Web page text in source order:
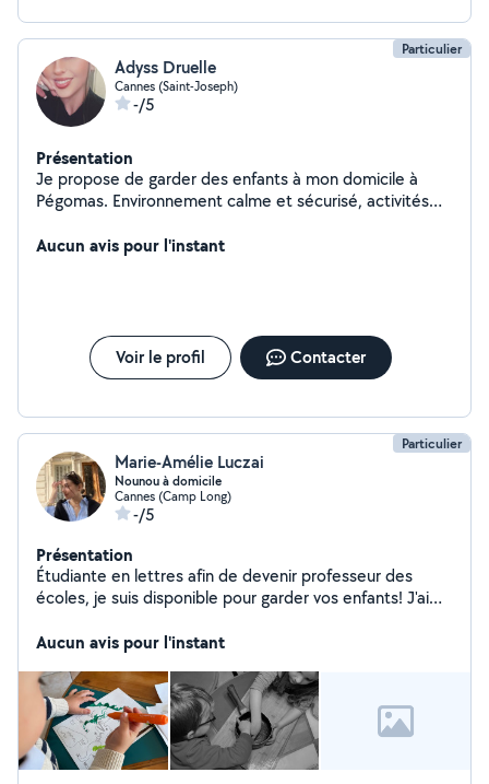
Particulier
Adyss Druelle
Cannes (Saint-Joseph)
-/5
Présentation
Je propose de garder des enfants à mon domicile à
Pégomas. Environnement calme et sécurisé, activités
plus d'informations
Aucun avis pour l'instant
Voir le profil Contacter
Particulier
Marie-Amélie Luczai
Nounou à domicile
Cannes (Camp Long)
-/5
Présentation
Étudiante en lettres afin de devenir professeur des
écoles, je suis disponible pour garder vos enfants! J'ai
dynamique, sérieuse patiente et douce avec les
Aucun avis pour l'instant